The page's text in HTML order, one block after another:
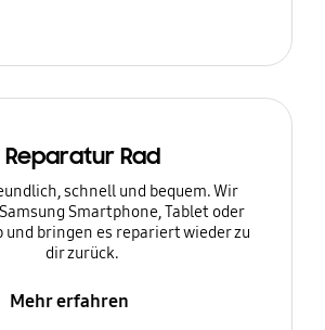
Reparatur Rad
schnell und bequem. Wir
Smartphone, Tablet oder
und bringen es repariert wieder zu
dir zurück.
Mehr erfahren